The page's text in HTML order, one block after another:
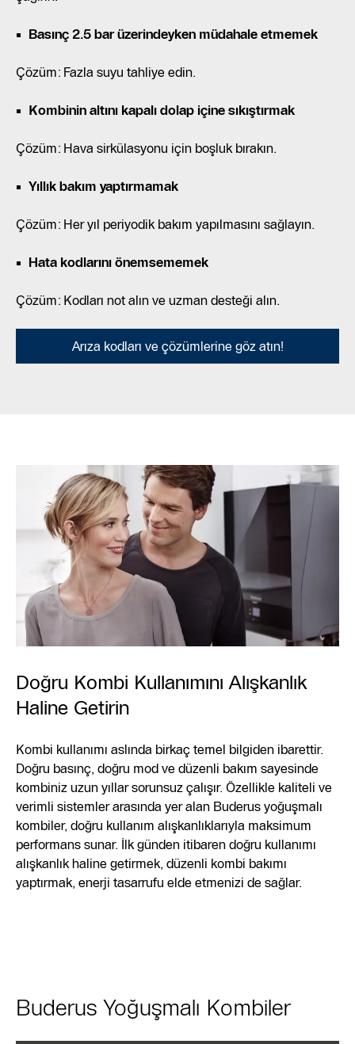
Basınç 2.5 bar üzerindeyken müdahale etmemek
Çözüm: Fazla suyu tahliye edin.
Kombinin altını kapalı dolap içine sıkıştırmak
Çözüm: Hava sirkülasyonu için boşluk bırakın.
Yıllık bakım yaptırmamak
Çözüm: Her yıl periyodik bakım yapılmasını sağlayın.
Hata kodlarını önemsememek
Çözüm: Kodları not alın ve uzman desteği alın.
Arıza kodları ve çözümlerine göz atın!
Doğru Kombi Kullanımını Alışkanlık
Haline Getirin
Kombi kullanımı aslında birkaç temel bilgiden ibarettir.
Doğru basınç, doğru mod ve düzenli bakım sayesinde
kombiniz uzun yıllar sorunsuz çalışır. Özellikle kaliteli ve
verimli sistemler arasında yer alan Buderus yoğuşmalı
kombiler, doğru kullanım alışkanlıklarıyla maksimum
performans sunar. İlk günden itibaren doğru kullanımı
alışkanlık haline getirmek, düzenli kombi bakımı
yaptırmak, enerji tasarrufu elde etmenizi de sağlar.
Buderus Yoğuşmalı Kombiler